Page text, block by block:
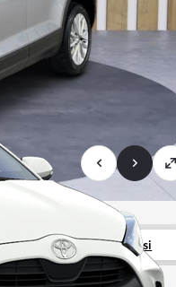
Bayi bilgisi